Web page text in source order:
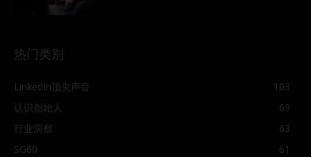
热门类别
LinkedIn顶尖声音
103
认识创始人
69
行业洞察
63
SG60
61